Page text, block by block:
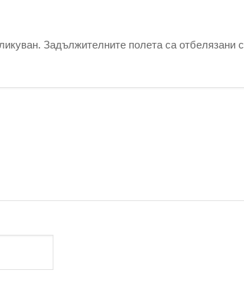
Задължителните полета са отбелязани с